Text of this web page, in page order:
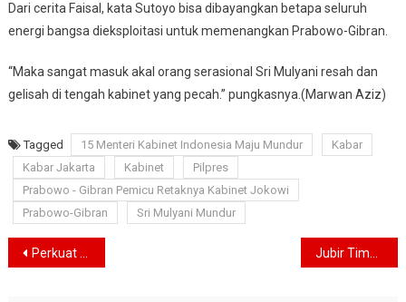
Dari cerita Faisal, kata Sutoyo bisa dibayangkan betapa seluruh
energi bangsa dieksploitasi untuk memenangkan Prabowo-Gibran.
“Maka sangat masuk akal orang serasional Sri Mulyani resah dan
gelisah di tengah kabinet yang pecah.” pungkasnya.(Marwan Aziz)
Tagged 15 Menteri Kabinet Indonesia Maju Mundur
Kabar
Kabar Jakarta
Kabinet
Pilpres
Prabowo - Gibran Pemicu Retaknya Kabinet Jokowi
Prabowo-Gibran
Sri Mulyani Mundur
Navigasi
Perkuat Pemenangan, Relawan Anies Roadshow ke Jawa-Sumatera